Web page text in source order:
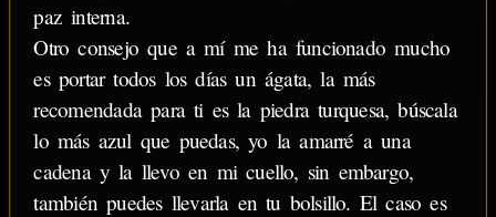
paz interna.
Otro consejo que a mí me ha funcionado mucho
es portar todos los días un ágata, la más
recomendada para ti es la piedra turquesa, búscala
lo más azul que puedas, yo la amarré a una
cadena y la llevo en mi cuello, sin embargo,
también puedes llevarla en tu bolsillo. El caso es